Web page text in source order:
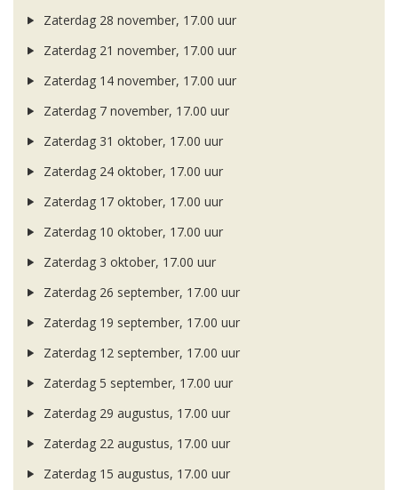
Zaterdag 28 november, 17.00 uur
Zaterdag 21 november, 17.00 uur
Zaterdag 14 november, 17.00 uur
Zaterdag 7 november, 17.00 uur
Zaterdag 31 oktober, 17.00 uur
Zaterdag 24 oktober, 17.00 uur
Zaterdag 17 oktober, 17.00 uur
Zaterdag 10 oktober, 17.00 uur
Zaterdag 3 oktober, 17.00 uur
Zaterdag 26 september, 17.00 uur
Zaterdag 19 september, 17.00 uur
Zaterdag 12 september, 17.00 uur
Zaterdag 5 september, 17.00 uur
Zaterdag 29 augustus, 17.00 uur
Zaterdag 22 augustus, 17.00 uur
Zaterdag 15 augustus, 17.00 uur